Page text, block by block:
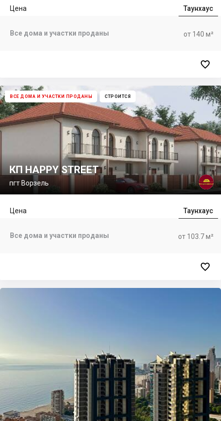
Таунхаус
Цена
от 140 м²
Все дома и участки проданы

ВСЕ ДОМА И УЧАСТКИ ПРОДАНЫ СТРОИТСЯ
КП HAPPY STREET
пгт Ворзель
Таунхаус
Цена
от 103.7 м²
Все дома и участки проданы
